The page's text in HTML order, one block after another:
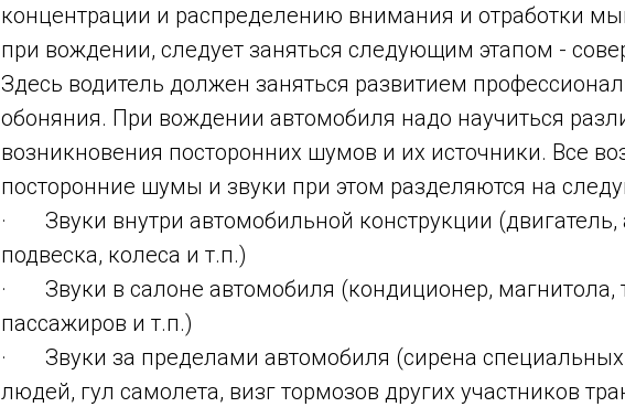
концентрации и распределению внимания и отработки
при вождении, следует заняться следующим этапом -
Здесь водитель должен заняться развитием
обоняния. При вождении автомобиля надо научиться
возникновения посторонних шумов и их источники. Все
посторонние шумы и звуки при этом разделяются на
· Звуки внутри автомобильной конструкции (двигатель,
подвеска, колеса и т.п.)
· Звуки в салоне автомобиля (кондиционер, магнитола,
пассажиров и т.п.)
· Звуки за пределами автомобиля (сирена специальных
людей, гул самолета, визг тормозов других участников